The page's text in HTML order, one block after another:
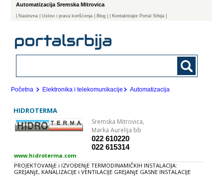
Automatizacija Sremska Mitrovica
Naslovna | Uslovi i prava korišćenja Blog | Kontaktirajte Portal Srbija |
Početna Elektronika i telekomunikacije Automatizacija
HIDROTERMA
Sremska Mitrovica,
Marka Aurelija bb
022 610220
022 615314
www.hidroterma.com
PROJEKTOVANjE i IZVOĐENjE TERMODINAMIČKIH INSTALACIJA:
GREJANjE, KANALIZACIJE i VENTILACIJE GREJANjE GASNE INSTALACIJE